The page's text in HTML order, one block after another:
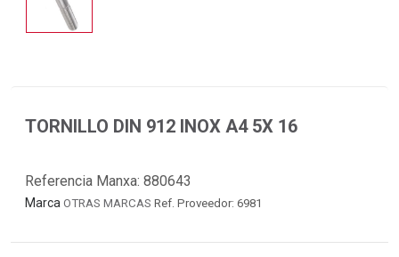
TORNILLO DIN 912 INOX A4 5X 16
Referencia Manxa: 880643
Marca OTRAS MARCAS Ref. Proveedor: 6981